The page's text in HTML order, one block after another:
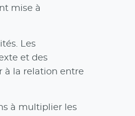
mise à
Les
et des
à la relation entre
à multiplier les